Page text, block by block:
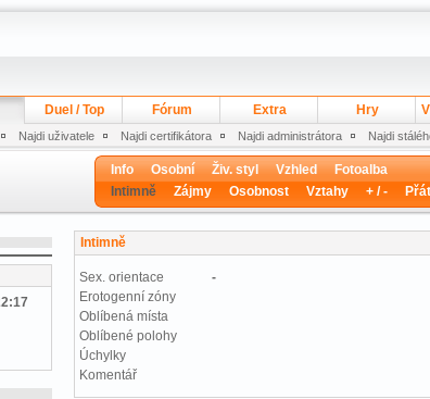
Duel / Top Fórum Extra Hry
Najdi uživatele Najdi certifikátora Najdi administrátora Najdi
Info Osobní Živ. styl Vzhled
Fotoalba
Intimně
Zájmy Osobnost Vztahy + / -
Intimně
Sex. orientace
-
Erotogenní zóny
Oblíbená místa
Oblíbené polohy
Úchylky
Komentář